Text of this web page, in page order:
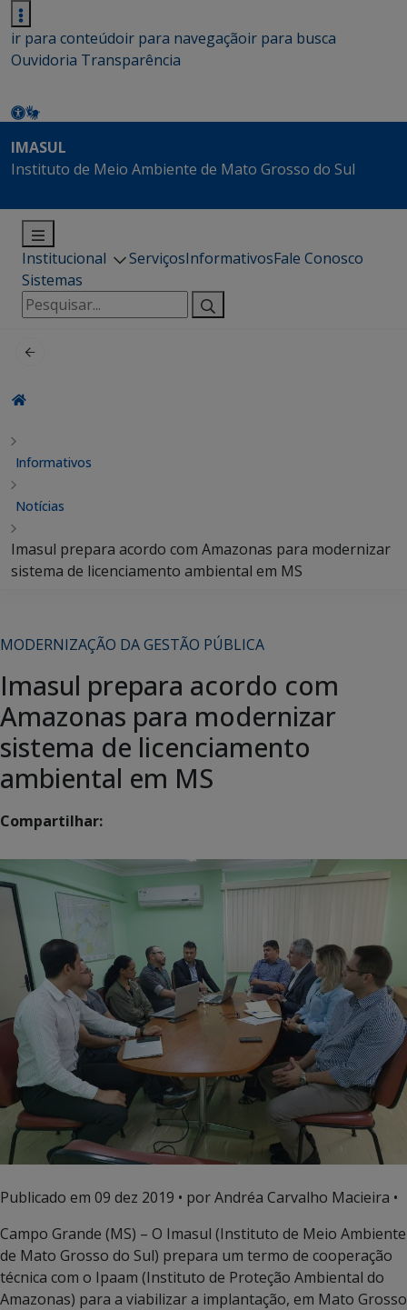
ir para conteúdoir para navegaçãoir para busca
Ouvidoria Transparência
IMASUL
Instituto de Meio Ambiente de Mato Grosso do Sul
Institucional ServiçosInformativosFale Conosco
Sistemas
Pesquisar
por:
Informativos
Notícias
Imasul prepara acordo com Amazonas para modernizar
sistema de licenciamento ambiental em MS
MODERNIZAÇÃO DA GESTÃO PÚBLICA
Imasul prepara acordo com
Amazonas para modernizar
sistema de licenciamento
ambiental em MS
Compartilhar:
Publicado em 09 dez 2019 • por Andréa Carvalho Macieira •
Campo Grande (MS) – O Imasul (Instituto de Meio Ambiente
de Mato Grosso do Sul) prepara um termo de cooperação
técnica com o Ipaam (Instituto de Proteção Ambiental do
Amazonas) para a viabilizar a implantação, em Mato Grosso